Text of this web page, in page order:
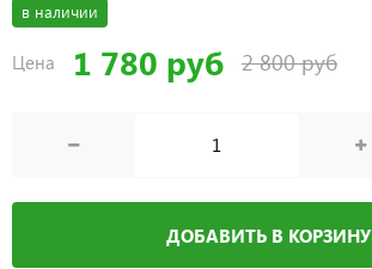
в наличии
Цена 1 780 руб 2 800 руб
ДОБАВИТЬ В КОРЗИНУ